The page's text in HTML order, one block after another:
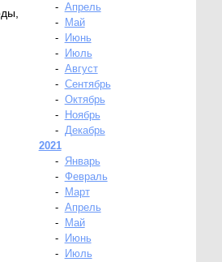
- Апрель
-
Май
-
Июнь
-
Июль
- Август
- Сентябрь
- Октябрь
-
Ноябрь
- Декабрь
2021
-
Январь
- Февраль
-
Март
- Апрель
-
Май
-
Июнь
-
Июль